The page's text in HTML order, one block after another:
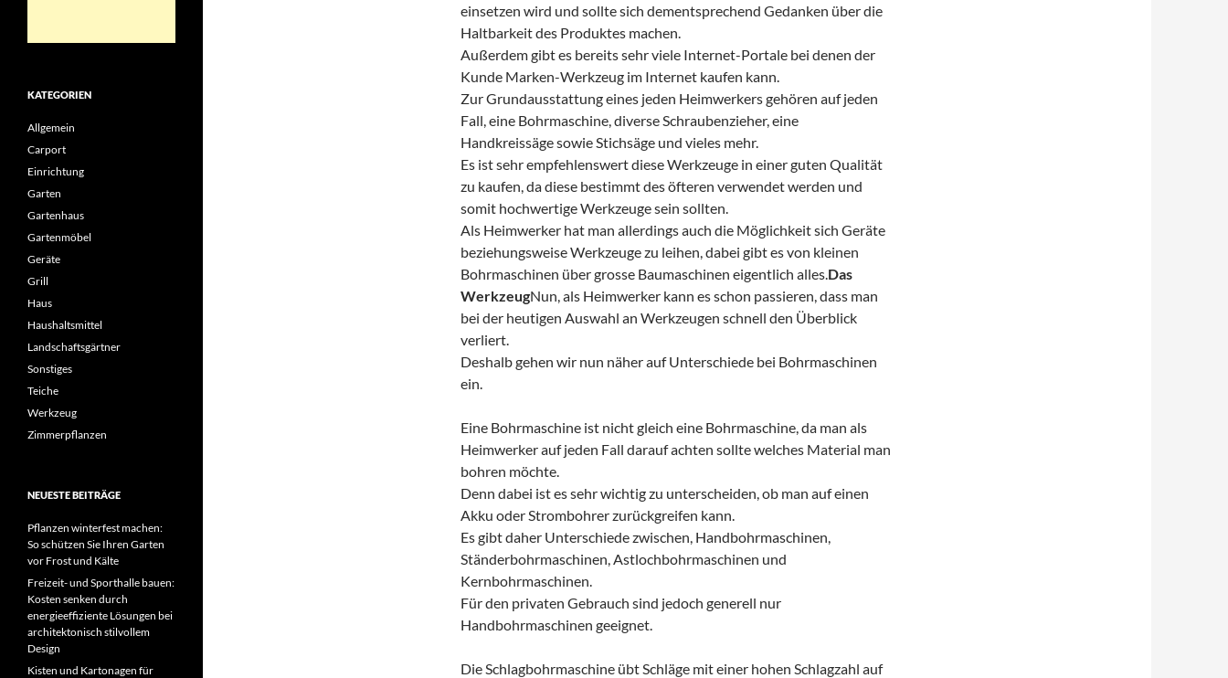
einsetzen wird und sollte sich dementsprechend Gedanken über die
Haltbarkeit des Produktes machen.
Außerdem gibt es bereits sehr viele Internet-Portale bei denen der
Kunde Marken-Werkzeug im Internet kaufen kann.
Zur Grundausstattung eines jeden Heimwerkers gehören auf jeden
Fall, eine Bohrmaschine, diverse Schraubenzieher, eine
Handkreissäge sowie Stichsäge und vieles mehr.
Es ist sehr empfehlenswert diese Werkzeuge in einer guten Qualität
zu kaufen, da diese bestimmt des öfteren verwendet werden und
somit hochwertige Werkzeuge sein sollten.
Als Heimwerker hat man allerdings auch die Möglichkeit sich Geräte
beziehungsweise Werkzeuge zu leihen, dabei gibt es von kleinen
Bohrmaschinen über grosse Baumaschinen eigentlich alles.Das
WerkzeugNun, als Heimwerker kann es schon passieren, dass man
bei der heutigen Auswahl an Werkzeugen schnell den Überblick
verliert.
Deshalb gehen wir nun näher auf Unterschiede bei Bohrmaschinen
ein.
Eine Bohrmaschine ist nicht gleich eine Bohrmaschine, da man als
Heimwerker auf jeden Fall darauf achten sollte welches Material man
bohren möchte.
Denn dabei ist es sehr wichtig zu unterscheiden, ob man auf einen
Akku oder Strombohrer zurückgreifen kann.
Es gibt daher Unterschiede zwischen, Handbohrmaschinen,
Ständerbohrmaschinen, Astlochbohrmaschinen und
Kernbohrmaschinen.
Für den privaten Gebrauch sind jedoch generell nur
Handbohrmaschinen geeignet.
Die Schlagbohrmaschine übt Schläge mit einer hohen Schlagzahl auf
KATEGORIEN
Allgemein
Carport
Einrichtung
Garten
Gartenhaus
Gartenmöbel
Geräte
Grill
Haus
Haushaltsmittel
Landschaftsgärtner
Sonstiges
Teiche
Werkzeug
Zimmerpflanzen
NEUESTE BEITRÄGE
Pflanzen winterfest machen:
So schützen Sie Ihren Garten
vor Frost und Kälte
Freizeit- und Sporthalle bauen:
Kosten senken durch
energieeffiziente Lösungen bei
architektonisch stilvollem
Design
Kisten und Kartonagen für